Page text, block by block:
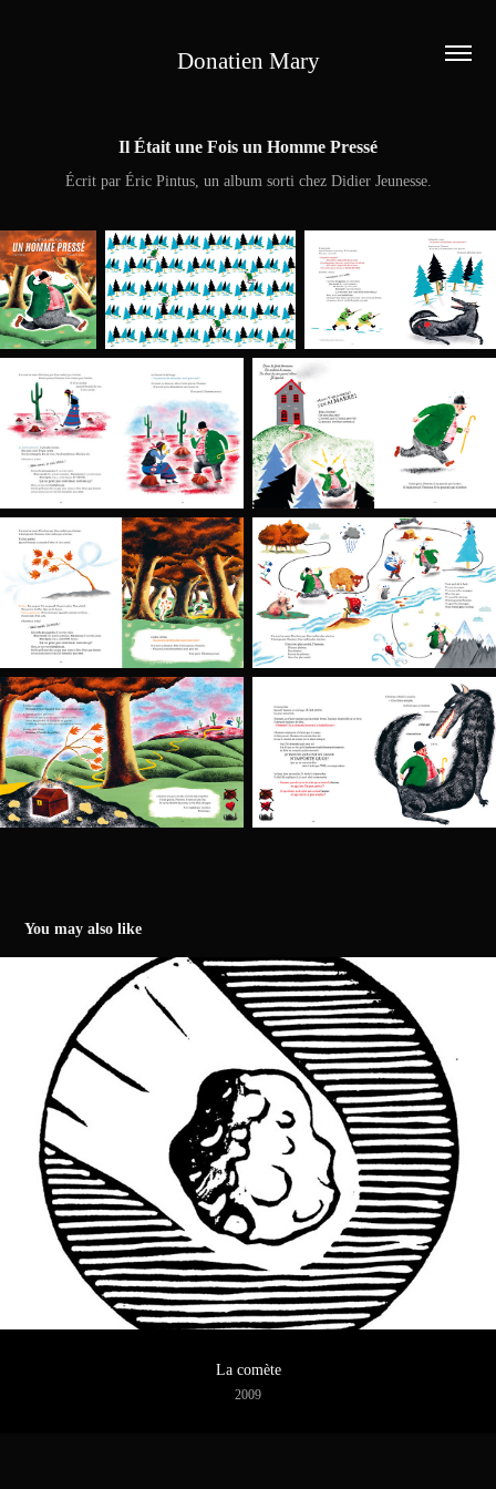
Donatien Mary
Il Était une Fois un Homme Pressé
Écrit par Éric Pintus, un album sorti chez Didier Jeunesse.
You may also like
La comète
2009